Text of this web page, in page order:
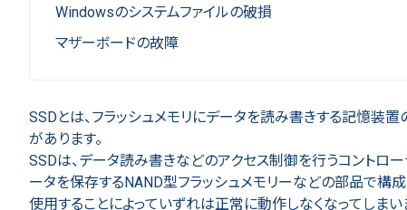
Windowsのシステムファイルの破損
マザーボードの故障
SSDとは、フラッシュメモリにデータを読み書きする記憶装
があります。
SSDは、データ読み書きなどのアクセス制御を行うコントロ
ータを保存するNAND型フラッシュメモリーなどの部品で構
使用することによっていずれは正常に動作しなくなってしま